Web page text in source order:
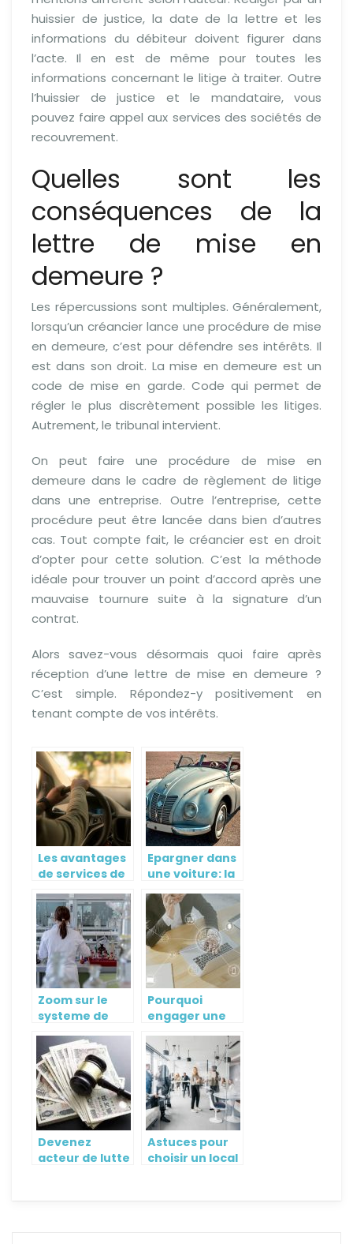
huissier de justice, la date de la lettre et les
informations du débiteur doivent figurer dans
l’acte. Il en est de même pour toutes les
informations concernant le litige à traiter. Outre
l’huissier de justice et le mandataire, vous
pouvez faire appel aux services des sociétés de
recouvrement.
Quelles sont les
conséquences de la
lettre de mise en
demeure ?
Les répercussions sont multiples. Généralement,
lorsqu’un créancier lance une procédure de mise
en demeure, c’est pour défendre ses intérêts. Il
est dans son droit. La mise en demeure est un
code de mise en garde. Code qui permet de
régler le plus discrètement possible les litiges.
Autrement, le tribunal intervient.
On peut faire une procédure de mise en
demeure dans le cadre de règlement de litige
dans une entreprise. Outre l’entreprise, cette
procédure peut être lancée dans bien d’autres
cas. Tout compte fait, le créancier est en droit
d’opter pour cette solution. C’est la méthode
idéale pour trouver un point d’accord après une
mauvaise tournure suite à la signature d’un
contrat.
Alors savez-vous désormais quoi faire après
réception d’une lettre de mise en demeure ?
C’est simple. Répondez-y positivement en
tenant compte de vos intérêts.
Les avantages
de services de
transport en
libre-services
Epargner dans
une voiture: la
nouvelle
tendance du
moment
Zoom sur le
systeme de
gestion des
informations
de laboratoire
ou LIMS
Pourquoi
engager une
agence de
referencement
naturel ?
Devenez
acteur de lutte
Astuces pour
choisir un local